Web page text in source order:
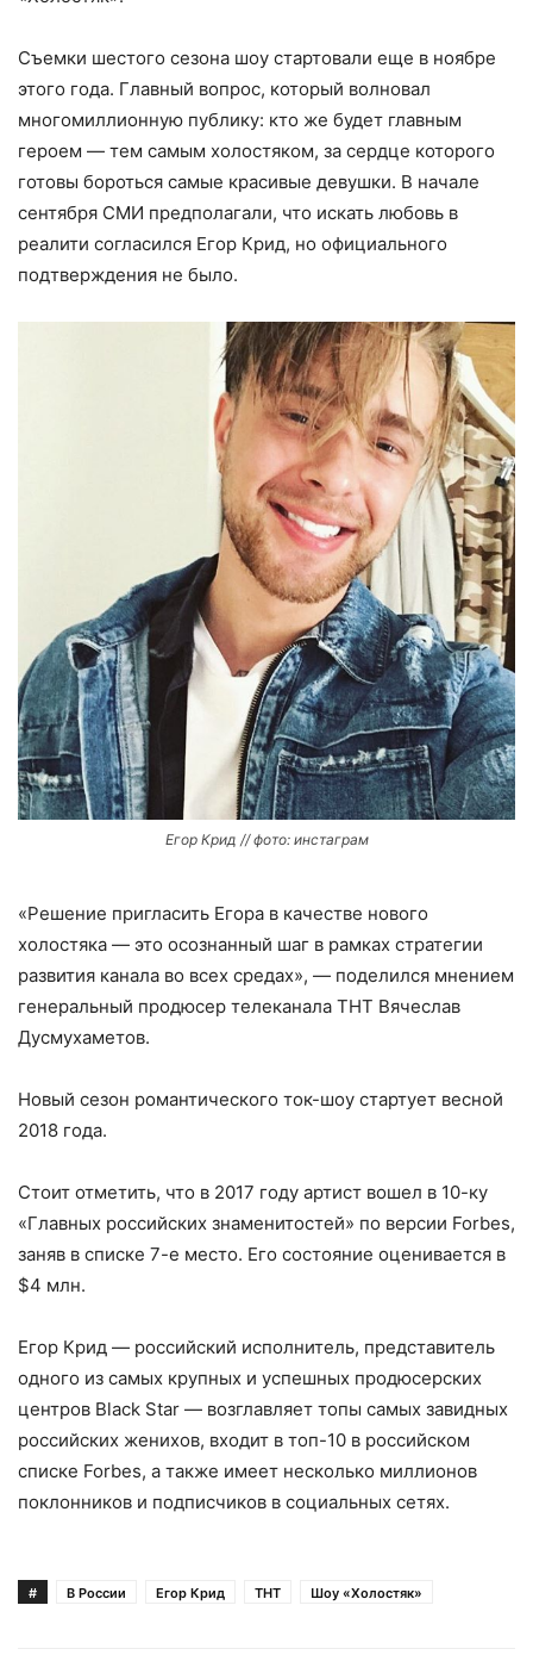
Съемки шестого сезона шоу стартовали еще в ноябре
этого года. Главный вопрос, который волновал
многомиллионную публику: кто же будет главным
героем — тем самым холостяком, за сердце которого
готовы бороться самые красивые девушки. В начале
сентября СМИ предполагали, что искать любовь в
реалити согласился Егор Крид, но официального
подтверждения не было.
Егор Крид // фото: инстаграм
«Решение пригласить Егора в качестве нового
холостяка — это осознанный шаг в рамках стратегии
развития канала во всех средах», — поделился мнением
генеральный продюсер телеканала ТНТ Вячеслав
Дусмухаметов.
Новый сезон романтического ток-шоу стартует весной
2018 года.
Стоит отметить, что в 2017 году артист вошел в 10-ку
«Главных российских знаменитостей» по версии Forbes,
заняв в списке 7-е место. Его состояние оценивается в
$4 млн.
Егор Крид — российский исполнитель, представитель
одного из самых крупных и успешных продюсерских
центров Black Star — возглавляет топы самых завидных
российских женихов, входит в топ-10 в российском
списке Forbes, а также имеет несколько миллионов
поклонников и подписчиков в социальных сетях.
# В России Егор Крид ТНТ Шоу «Холостяк»